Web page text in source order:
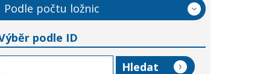
Podle počtu ložnic
podle ID